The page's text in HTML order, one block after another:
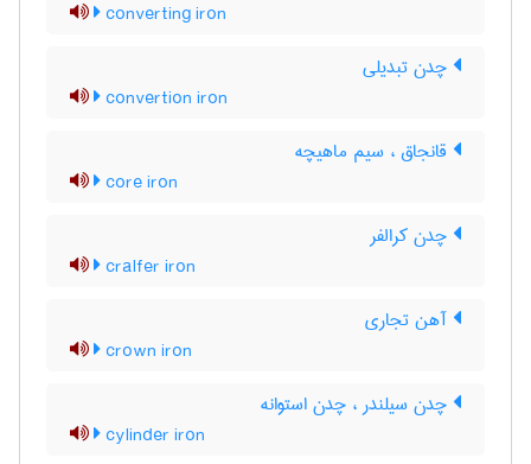
converting iron
چدن تبدیلی
convertion iron
قانجاق ، سیم ماهیچه
core iron
چدن کرالفر
cralfer iron
آهن تجاری
crown iron
چدن سیلندر ، چدن استوانه
cylinder iron